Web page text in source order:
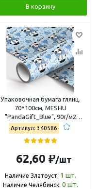
В корзину
Упаковочная бумага глянц.
70*100см, MESHU
"PandaGift_Blue", 90г/м2
MS_46381
Артикул: 340586
62,60 ₽/шт
Наличие Златоуст: 1 шт.
Наличие Челябинск: 0 шт.